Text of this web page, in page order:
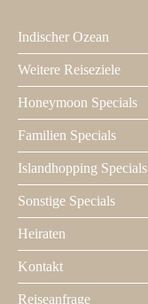
Footer
1
Indischer Ozean
Weitere Reiseziele
Honeymoon Specials
Familien Specials
Islandhopping Specials
Sonstige Specials
Heiraten
Footer
Kontakt
Reiseanfrage